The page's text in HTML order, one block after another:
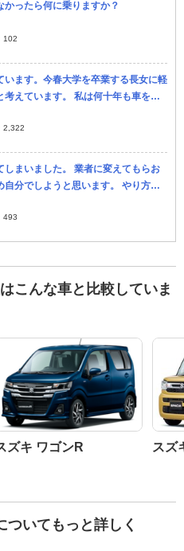
かったら何に乗りますか？
102
います。今春大学を卒業する長女に軽
えています。 私は何十年も車を買
動車販売店も知っているので燃費や
2,322
まいました。 業者に変えてもらお
分でしようと思います。 やり方はY
商品がどれがいいのか分かりま...
493
こんな車と比較していま
ズキ ワゴンR スズ
ついてもっと詳しく